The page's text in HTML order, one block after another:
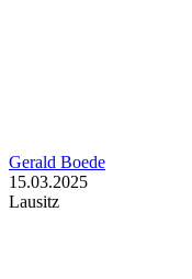
Gerald Boede
15.03.2025
Lausitz